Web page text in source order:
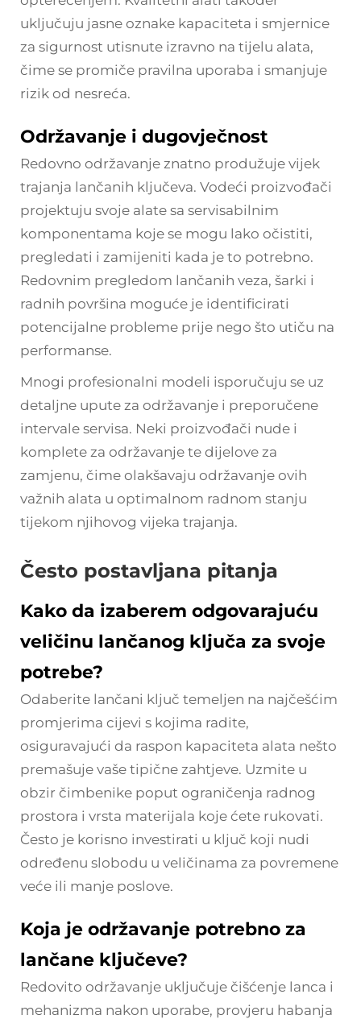
uključuju jasne oznake kapaciteta i smjernice
za sigurnost utisnute izravno na tijelu alata,
čime se promiče pravilna uporaba i smanjuje
rizik od nesreća.
Održavanje i dugovječnost
Redovno održavanje znatno produžuje vijek
trajanja lančanih ključeva. Vodeći proizvođači
projektuju svoje alate sa servisabilnim
komponentama koje se mogu lako očistiti,
pregledati i zamijeniti kada je to potrebno.
Redovnim pregledom lančanih veza, šarki i
radnih površina moguće je identificirati
potencijalne probleme prije nego što utiču na
performanse.
Mnogi profesionalni modeli isporučuju se uz
detaljne upute za održavanje i preporučene
intervale servisa. Neki proizvođači nude i
komplete za održavanje te dijelove za
zamjenu, čime olakšavaju održavanje ovih
važnih alata u optimalnom radnom stanju
tijekom njihovog vijeka trajanja.
Često postavljana pitanja
Kako da izaberem odgovarajuću
veličinu lančanog ključa za svoje
potrebe?
Odaberite lančani ključ temeljen na najčešćim
promjerima cijevi s kojima radite,
osiguravajući da raspon kapaciteta alata nešto
premašuje vaše tipične zahtjeve. Uzmite u
obzir čimbenike poput ograničenja radnog
prostora i vrsta materijala koje ćete rukovati.
Često je korisno investirati u ključ koji nudi
određenu slobodu u veličinama za povremene
veće ili manje poslove.
Koja je održavanje potrebno za
lančane ključeve?
Redovito održavanje uključuje čišćenje lanca i
mehanizma nakon uporabe, provjeru habanja